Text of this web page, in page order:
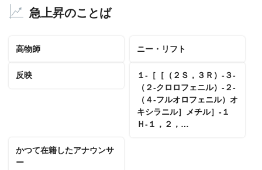
急上昇のことば
高物師 ニー・リフト
反映
１‐［［（２Ｓ，３Ｒ）‐３‐
（２‐クロロフェニル）‐２‐
（４‐フルオロフェニル）オ
キシラニル］メチル］‐１
Ｈ‐１，２，…
かつて在籍したアナウンサ
ー